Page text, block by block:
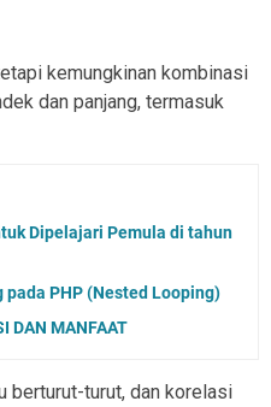
kemungkinan kombinasi
dan panjang, termasuk
Dipelajari Pemula di tahun
PHP (Nested Looping)
DAN MANFAAT
berturut-turut, dan korelasi